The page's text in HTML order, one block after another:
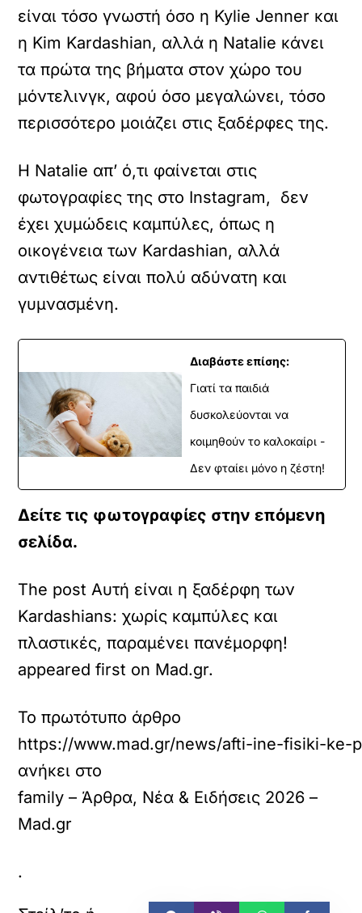
είναι τόσο γνωστή όσο η Kylie Jenner και
η Kim Kardashian, αλλά η Natalie κάνει
τα πρώτα της βήματα στον χώρο του
μόντελινγκ, αφού όσο μεγαλώνει, τόσο
περισσότερο μοιάζει στις ξαδέρφες της.
Η Natalie απ’ ό,τι φαίνεται στις
φωτογραφίες της στο Instagram, δεν
έχει χυμώδεις καμπύλες, όπως η
οικογένεια των Kardashian, αλλά
αντιθέτως είναι πολύ αδύνατη και
γυμνασμένη.
Διαβάστε επίσης:
Γιατί τα παιδιά
δυσκολεύονται να
κοιμηθούν το καλοκαίρι -
Δεν φταίει μόνο η ζέστη!
Δείτε τις φωτογραφίες στην επόμενη
σελίδα.
The post Αυτή είναι η ξαδέρφη των
Kardashians: χωρίς καμπύλες και
πλαστικές, παραμένει πανέμορφη!
appeared first on Mad.gr.
Το πρωτότυπο άρθρο
https://www.mad.gr/news/afti-ine-fisiki-ke-
ανήκει στο
family – Άρθρα, Νέα & Ειδήσεις 2026 –
Mad.gr
.